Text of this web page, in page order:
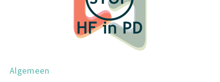
Algemeen